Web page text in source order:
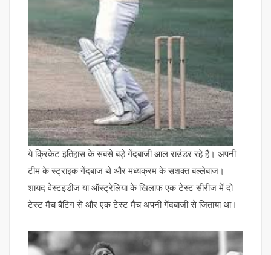
ये क्रिकेट इतिहास के सबसे बड़े गेंदबाजी आल राउंडर रहे हैं। अपनी
टीम के स्ट्राइक गेंदबाज थे और मध्यक्रम के सशक्त बल्लेबाज।
शायद वेस्टइंडीज या ऑस्ट्रेलिया के खिलाफ एक टेस्ट सीरीज में दो
टेस्ट मैच बैटिंग से और एक टेस्ट मैच अपनी गेंदबाजी से जिताया था।